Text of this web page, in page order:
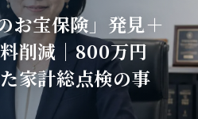
お宝保険」発見＋
削減｜800万円
家計総点検の事